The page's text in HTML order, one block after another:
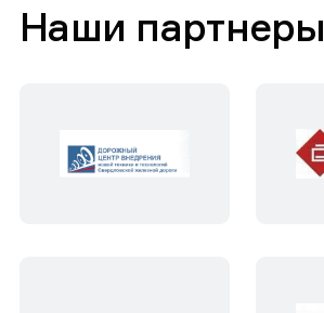
Наши партнеры